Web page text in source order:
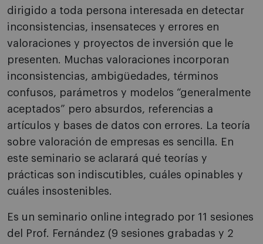
dirigido a toda persona interesada en detectar
inconsistencias, insensateces y errores en
valoraciones y proyectos de inversión que le
presenten. Muchas valoraciones incorporan
inconsistencias, ambigüedades, términos
confusos, parámetros y modelos “generalmente
aceptados” pero absurdos, referencias a
artículos y bases de datos con errores. La teoría
sobre valoración de empresas es sencilla. En
este seminario se aclarará qué teorías y
prácticas son indiscutibles, cuáles opinables y
cuáles insostenibles.
Es un seminario online integrado por 11 sesiones
del Prof. Fernández (9 sesiones grabadas y 2